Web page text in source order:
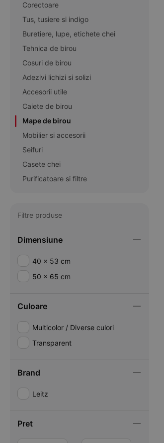
Corectoare
Tus, tusiere si indigo
Buretiere, lupe, etichete chei
Tehnica de birou
Cosuri de birou
Adezivi lichizi si solizi
Accesorii utile
Caiete de birou
Mape de birou
Mobilier si accesorii
Seifuri
Casete chei
Purificatoare si filtre
Filtre produse
Dimensiune
40 x 53 cm
50 x 65 cm
Culoare
Multicolor / Diverse culori
Transparent
Brand
Leitz
Pret